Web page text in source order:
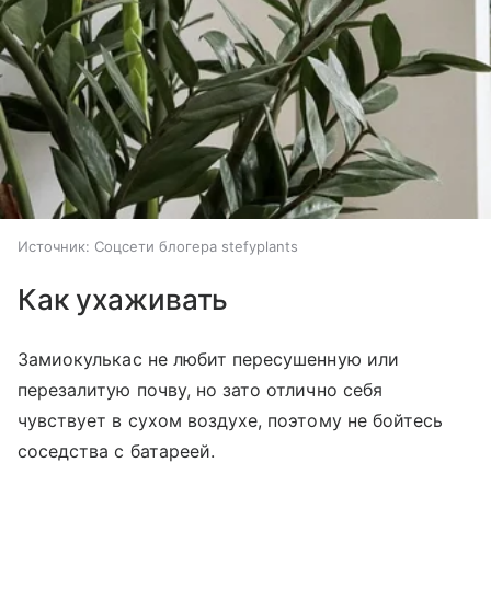
Источник: Соцсети блогера stefyplants
Как ухаживать
Замиокулькас не любит пересушенную или
перезалитую почву, но зато отлично себя
чувствует в сухом воздухе, поэтому не бойтесь
соседства с батареей.